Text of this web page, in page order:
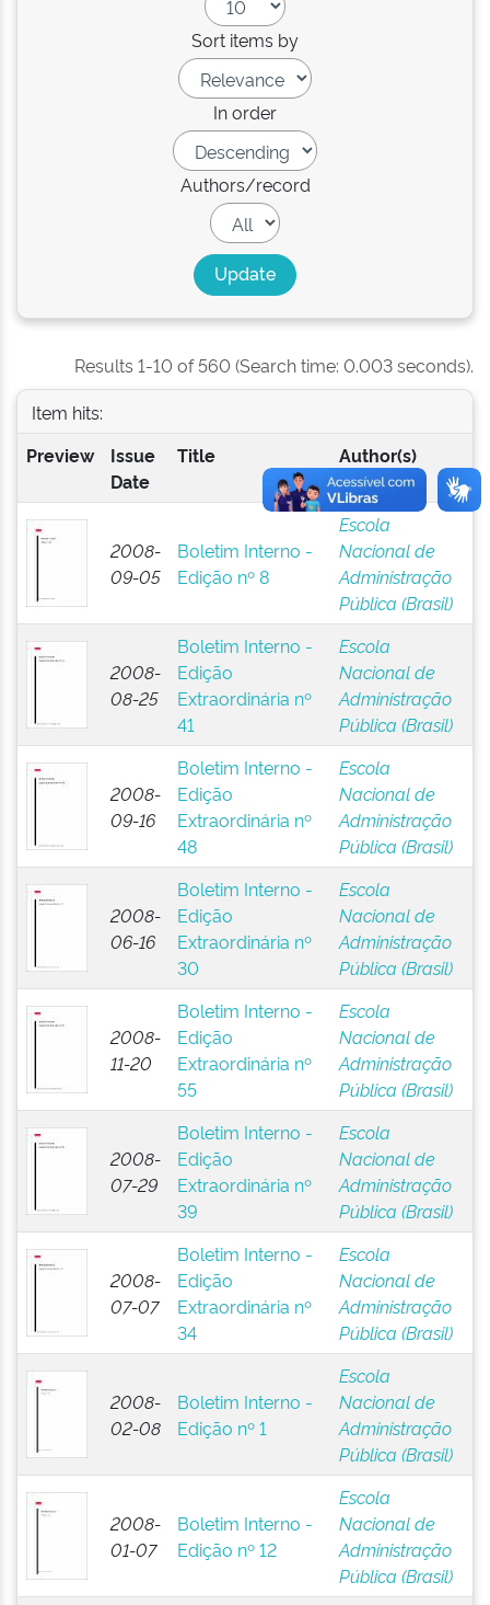
Sort items by
In order
Authors/record
Results 1-10 of 560 (Search time: 0.003 seconds).
Item hits:
Preview
Issue
Date
Title Author(s)
2008-
09-05
Boletim Interno -
Edição nº 8
Escola
Nacional de
Administração
Pública (Brasil)
2008-
08-25
Boletim Interno -
Edição
Extraordinária nº
41
Escola
Nacional de
Administração
Pública (Brasil)
2008-
09-16
Boletim Interno -
Edição
Extraordinária nº
48
Escola
Nacional de
Administração
Pública (Brasil)
2008-
06-16
Boletim Interno -
Edição
Extraordinária nº
30
Escola
Nacional de
Administração
Pública (Brasil)
2008-
11-20
Boletim Interno -
Edição
Extraordinária nº
55
Escola
Nacional de
Administração
Pública (Brasil)
2008-
07-29
Boletim Interno -
Edição
Extraordinária nº
39
Escola
Nacional de
Administração
Pública (Brasil)
2008-
07-07
Boletim Interno -
Edição
Extraordinária nº
34
Escola
Nacional de
Administração
Pública (Brasil)
2008-
02-08
Boletim Interno -
Edição nº 1
Escola
Nacional de
Administração
Pública (Brasil)
2008-
01-07
Boletim Interno -
Edição nº 12
Escola
Nacional de
Administração
Pública (Brasil)